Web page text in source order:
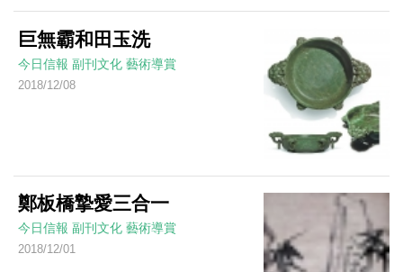
巨無霸和田玉洗
今日信報 副刊文化 藝術導賞
2018/12/08
鄭板橋摯愛三合一
今日信報 副刊文化 藝術導賞
2018/12/01